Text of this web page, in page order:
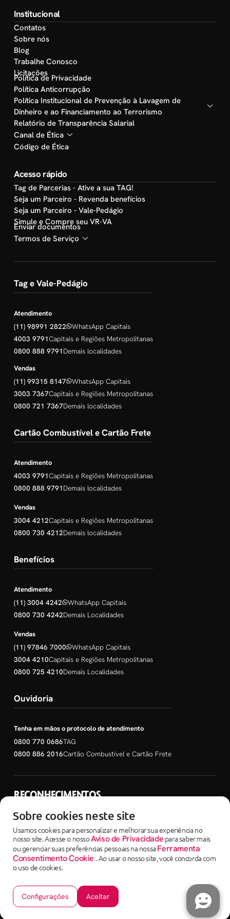
Institucional
Contatos
Sobre nós
Blog
Trabalhe Conosco
Licitações
Política de Privacidade
Política Anticorrupção
Política Institucional de Prevenção à Lavagem de
Dinheiro e ao Financiamento ao Terrorismo
Relatório de Transparência Salarial
Canal de Ética
Código de Ética
Acesso rápido
Tag de Parcerias - Ative a sua TAG!
Seja um Parceiro - Revenda benefícios
Seja um Parceiro - Vale-Pedágio
Simule e Compre seu VR-VA
Enviar documentos
Termos de Serviço
Tag e Vale-Pedágio
Atendimento
(11) 98991 2822
WhatsApp Capitais
4003 9791Capitais e Regiões Metropolitanas
0800 888 9791Demais localidades
Vendas
(11) 99315 8147
WhatsApp Capitais
3003 7367Capitais e Regiões Metropolitanas
0800 721 7367Demais localidades
Cartão Combustível e Cartão Frete
Atendimento
4003 9791Capitais e Regiões Metropolitanas
0800 888 9791Demais localidades
Vendas
3004 4212Capitais e Regiões Metropolitanas
0800 730 4212Demais localidades
Benefícios
Atendimento
(11) 3004 4242
WhatsApp Capitais
0800 730 4242Demais Localidades
Vendas
(11) 97846 7000
WhatsApp Capitais
3004 4210Capitais e Regiões Metropolitanas
0800 725 4210Demais Localidades
Ouvidoria
Tenha em mãos o protocolo de atendimento
0800 770 0686TAG
0800 886 2016Cartão Combustível e Cartão Frete
RECONHECIMENTOS
SEM PARAR EMPRESAS
Sem Parar Instituição de Pagamento LTDA - 04.088.208/0001-65 - Avenida Dra.
Ruth Cardoso, nº 7221 | 05425-902 - Pinheiros/SP
Sobre cookies neste site
Usamos cookies para personalizar e melhorar sua experiência no
nosso site. Acesse o nossoAviso de Privacidade para saber mais
ou gerenciar suas preferências pessoais na nossa Ferramenta
Consentimento Cookie . Ao usar o nosso site, você concorda com
o uso de cookies.
Configurações Aceitar